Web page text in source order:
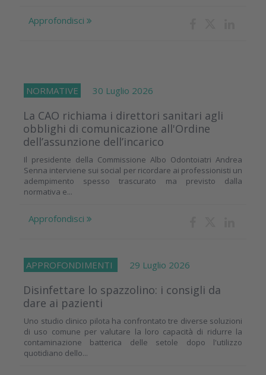
Approfondisci
NORMATIVE 30 Luglio 2026
La CAO richiama i direttori sanitari agli
obblighi di comunicazione all'Ordine
dell’assunzione dell’incarico
Il presidente della Commissione Albo Odontoiatri Andrea
Senna interviene sui social per ricordare ai professionisti un
adempimento spesso trascurato ma previsto dalla
normativa e...
Approfondisci
APPROFONDIMENTI 29 Luglio 2026
Disinfettare lo spazzolino: i consigli da
dare ai pazienti
Uno studio clinico pilota ha confrontato tre diverse soluzioni
di uso comune per valutare la loro capacità di ridurre la
contaminazione batterica delle setole dopo l'utilizzo
quotidiano dello...